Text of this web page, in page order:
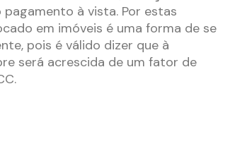
à vista. Por estas
em imóveis é uma forma de se
pois é válido dizer que à
será acrescida de um fator de